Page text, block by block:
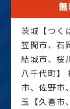
茨城【つく
笠間市、石
結城市、桜
八千代町】
市、佐野市
玉【久喜市